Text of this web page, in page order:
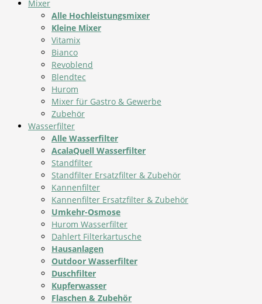
Mixer
Alle Hochleistungsmixer
Kleine Mixer
Vitamix
Bianco
Revoblend
Blendtec
Hurom
Mixer für Gastro & Gewerbe
Zubehör
Wasserfilter
Alle Wasserfilter
AcalaQuell Wasserfilter
Standfilter
Standfilter Ersatzfilter & Zubehör
Kannenfilter
Kannenfilter Ersatzfilter & Zubehör
Umkehr-Osmose
Hurom Wasserfilter
Dahlert Filterkartusche
Hausanlagen
Outdoor Wasserfilter
Duschfilter
Kupferwasser
Flaschen & Zubehör